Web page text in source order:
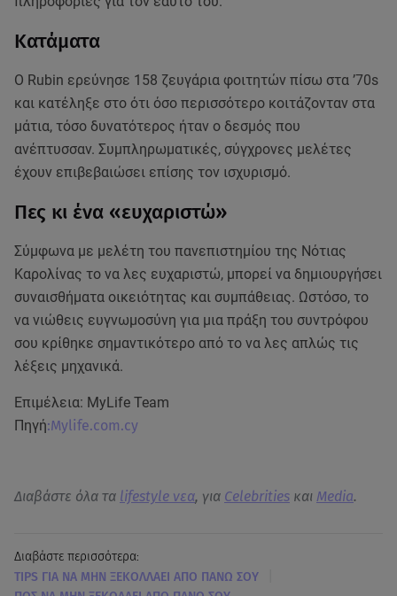
Κατάματα
Ο Rubin ερεύνησε 158 ζευγάρια φοιτητών πίσω στα ’70s
και κατέληξε στο ότι όσο περισσότερο κοιτάζονταν στα
μάτια, τόσο δυνατότερος ήταν ο δεσμός που
ανέπτυσσαν. Συμπληρωματικές, σύγχρονες μελέτες
έχουν επιβεβαιώσει επίσης τον ισχυρισμό.
Πες κι ένα «ευχαριστώ»
Σύμφωνα με μελέτη του πανεπιστημίου της Νότιας
Καρολίνας το να λες ευχαριστώ, μπορεί να δημιουργήσει
συναισθήματα οικειότητας και συμπάθειας. Ωστόσο, το
να νιώθεις ευγνωμοσύνη για μια πράξη του συντρόφου
σου κρίθηκε σημαντικότερο από το να λες απλώς τις
λέξεις μηχανικά.
Επιμέλεια: MyLife Team
Πηγή:Mylife.com.cy
Διαβάστε όλα τα lifestyle νεα, για Celebrities και Media.
Διαβάστε περισσότερα:
TIPS ΓΙΑ ΝΑ ΜΗΝ ΞΕΚΟΛΛΑΕΙ ΑΠΟ ΠΑΝΩ ΣΟΥ